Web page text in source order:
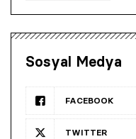
Sosyal Medya
FACEBOOK
TWITTER